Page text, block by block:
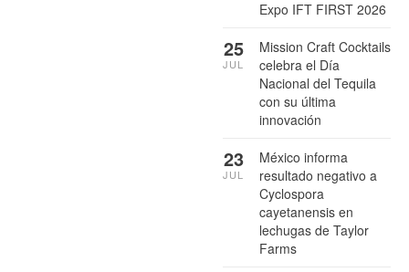
Expo IFT FIRST 2026
Mission Craft Cocktails
celebra el Día
Nacional del Tequila
con su última
innovación
25
JUL
México informa
resultado negativo a
Cyclospora
cayetanensis en
lechugas de Taylor
Farms
23
JUL